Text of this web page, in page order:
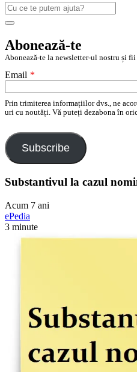
Caută
după:
Search
Abonează-te
Abonează-te la newsletter-ul nostru și
Email *
Prin trimiterea informațiilor dvs., ne
uri cu noutăți. Vă puteți dezabona în
Subscribe
Substantivul la cazul
Acum 7 ani
ePedia
3 minute